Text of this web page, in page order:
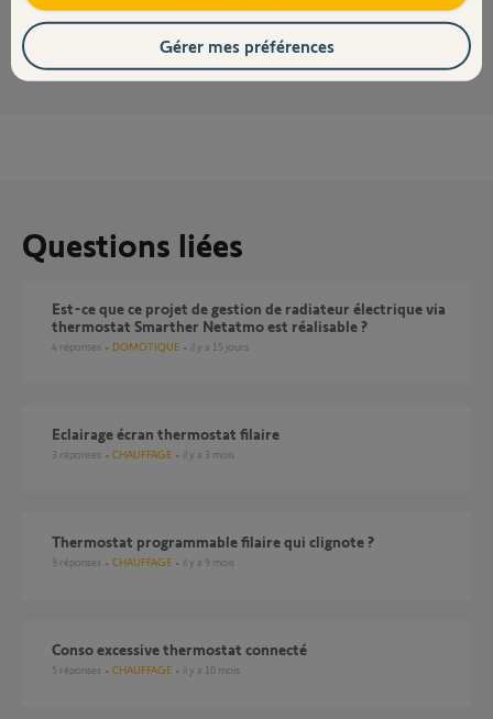
Julien D. il y a plus de 3 ans
Questions liées
Est-ce que ce projet de gestion de radiateur électrique via
thermostat Smarther Netatmo est réalisable ?
4 réponses DOMOTIQUE il y a 15 jours
Eclairage écran thermostat filaire
3 réponses CHAUFFAGE il y a 3 mois
Thermostat programmable filaire qui clignote ?
9 réponses CHAUFFAGE il y a 9 mois
conso excessive thermostat connecté
5 réponses CHAUFFAGE il y a 10 mois
Gérer mes préférences